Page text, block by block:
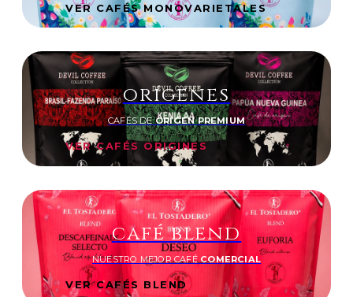
VER CAFÉS MONOVARIETALES
VER CAFÉS ORIGINES
orígenes
CAFÉS DEORIGEN PREMIUM
VER CAFÉS BLEND
café blend
NUESTRO MEJOR CAFÉCOMERCIAL